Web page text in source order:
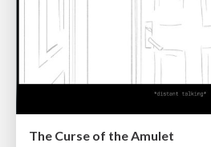
The Curse of the Amulet